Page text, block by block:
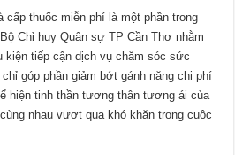
cấp thuốc miễn phí là một phần trong
Chỉ huy Quân sự TP Cần Thơ nhằm
kiện tiếp cận dịch vụ chăm sóc sức
góp phần giảm bớt gánh nặng chi phí
hiện tinh thần tương thân tương ái của
nhau vượt qua khó khăn trong cuộc